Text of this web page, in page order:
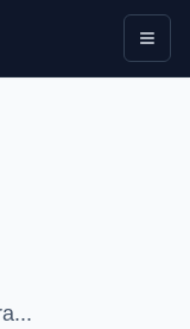
Abrir